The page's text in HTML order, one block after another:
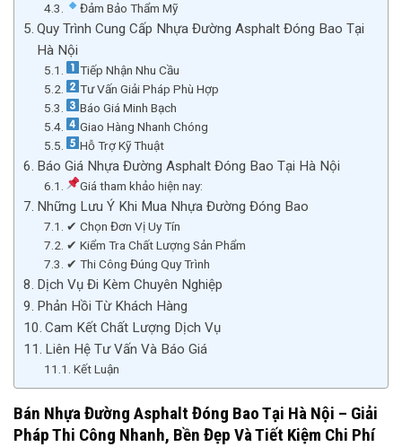
Đảm Bảo Thẩm Mỹ
Quy Trình Cung Cấp Nhựa Đường Asphalt Đóng Bao Tại
Hà Nội
Tiếp Nhận Nhu Cầu
Tư Vấn Giải Pháp Phù Hợp
Báo Giá Minh Bạch
Giao Hàng Nhanh Chóng
Hỗ Trợ Kỹ Thuật
Báo Giá Nhựa Đường Asphalt Đóng Bao Tại Hà Nội
Giá tham khảo hiện nay:
Những Lưu Ý Khi Mua Nhựa Đường Đóng Bao
✔ Chọn Đơn Vị Uy Tín
✔ Kiểm Tra Chất Lượng Sản Phẩm
✔ Thi Công Đúng Quy Trình
Dịch Vụ Đi Kèm Chuyên Nghiệp
Phản Hồi Từ Khách Hàng
Cam Kết Chất Lượng Dịch Vụ
Liên Hệ Tư Vấn Và Báo Giá
Kết Luận
Bán Nhựa Đường Asphalt Đóng Bao Tại Hà Nội – Giải
Pháp Thi Công Nhanh, Bền Đẹp Và Tiết Kiệm Chi Phí